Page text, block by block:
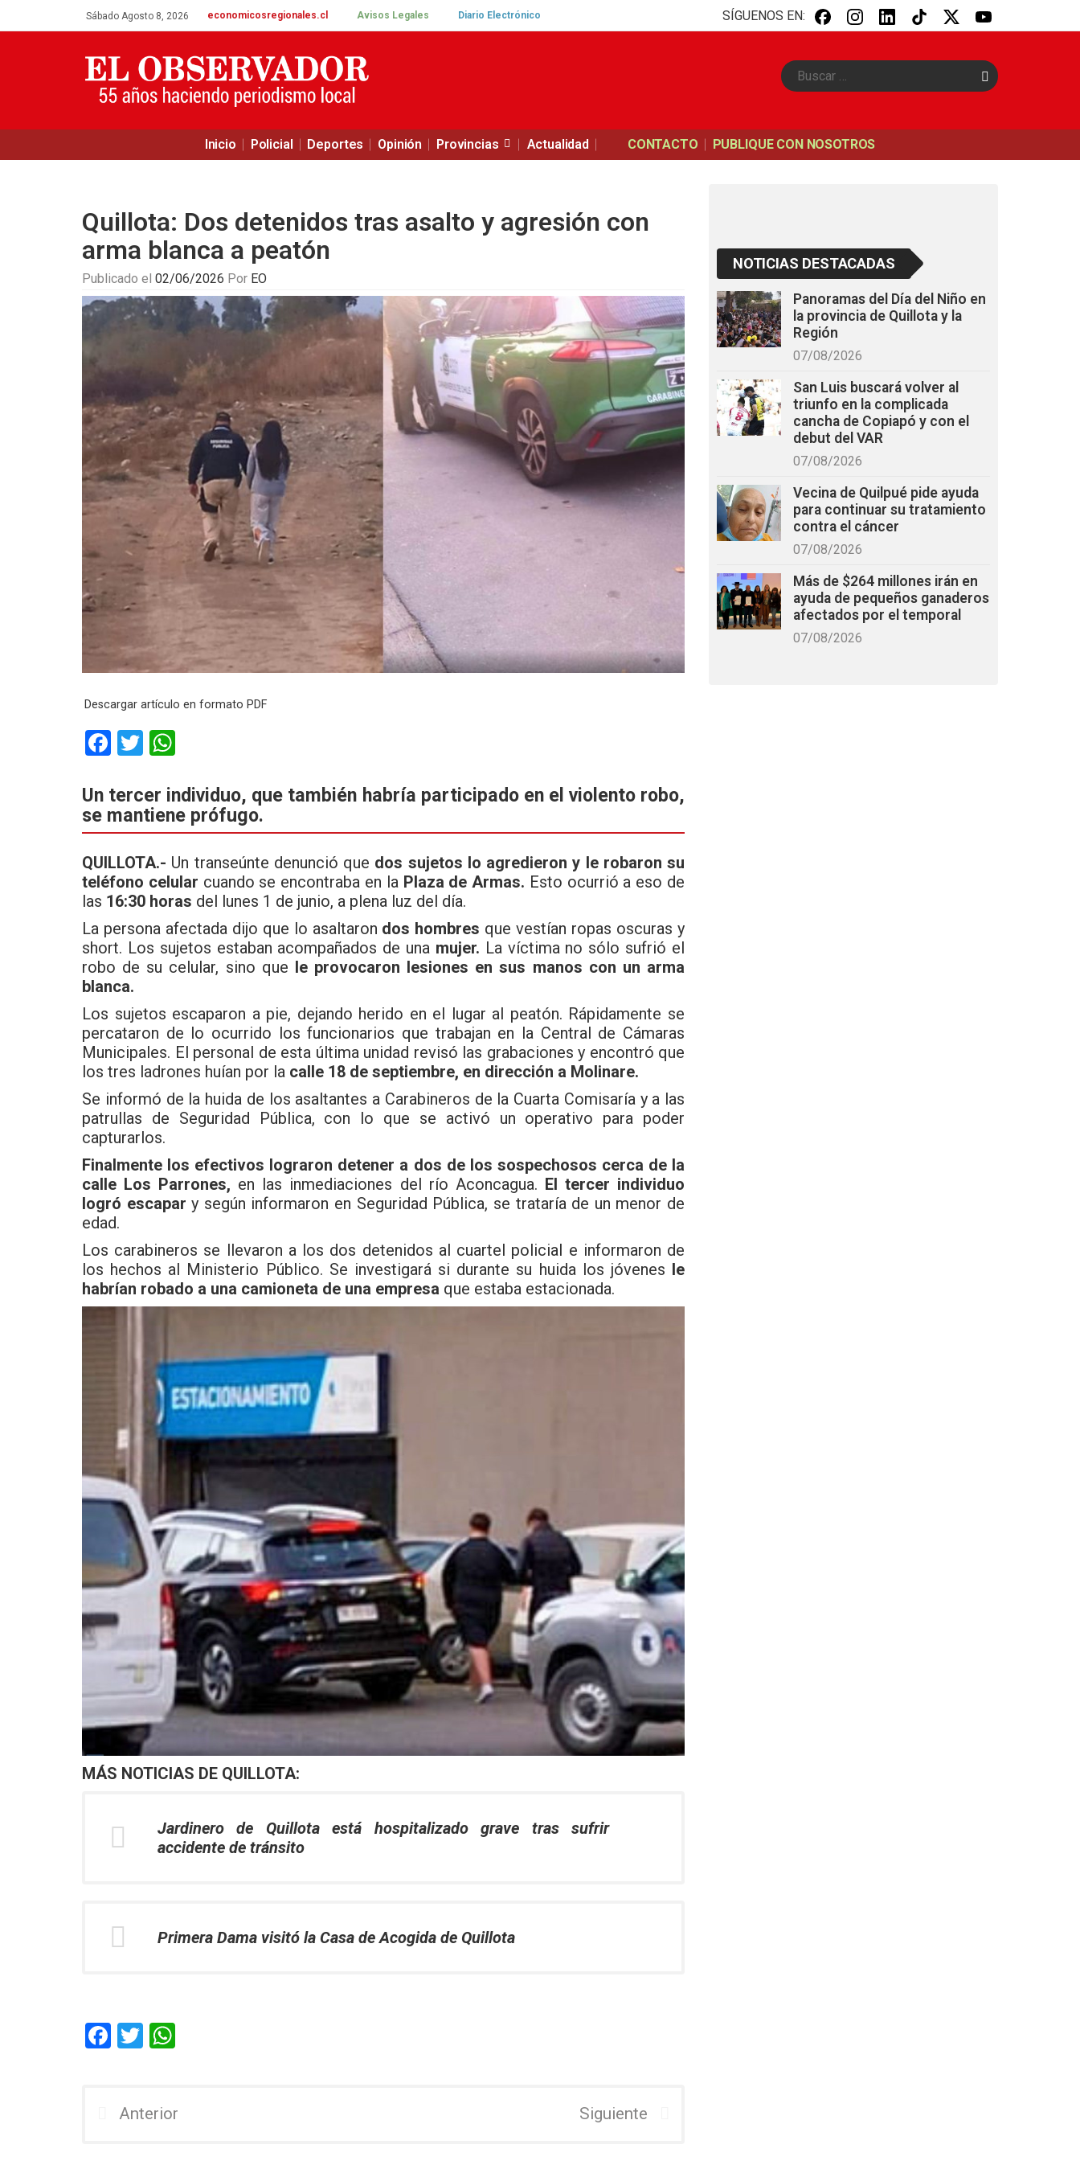
Sábado Agosto 8, 2026 economicosregionales.cl Avisos Legales Diario Electrónico SÍGUENOS EN:
B
u
Inicio Policial Deportes Opinión Provincias Actualidad CONTACTO PUBLIQUE CON NOSOTROS
Quillota: Dos detenidos tras asalto y agresión con
arma blanca a peatón
Publicado el 02/06/2026 Por EO
Descargar artículo en formato PDF
F
ce
b
o
k
T
tt
er
at
s
p
p
Un tercer individuo, que también habría participado en el violento robo,
se mantiene prófugo.
QUILLOTA.- Un transeúnte denunció que dos sujetos lo agredieron y le robaron su
teléfono celular cuando se encontraba en la Plaza de Armas. Esto ocurrió a eso de
las 16:30 horas del lunes 1 de junio, a plena luz del día.
La persona afectada dijo que lo asaltaron dos hombres que vestían ropas oscuras y
short. Los sujetos estaban acompañados de una mujer. La víctima no sólo sufrió el
robo de su celular, sino que le provocaron lesiones en sus manos con un arma
blanca.
Los sujetos escaparon a pie, dejando herido en el lugar al peatón. Rápidamente se
percataron de lo ocurrido los funcionarios que trabajan en la Central de Cámaras
Municipales. El personal de esta última unidad revisó las grabaciones y encontró que
los tres ladrones huían por la calle 18 de septiembre, en dirección a Molinare.
Se informó de la huida de los asaltantes a Carabineros de la Cuarta Comisaría y a las
patrullas de Seguridad Pública, con lo que se activó un operativo para poder
capturarlos.
Finalmente los efectivos lograron detener a dos de los sospechosos cerca de la
calle Los Parrones, en las inmediaciones del río Aconcagua. El tercer individuo
logró escapar y según informaron en Seguridad Pública, se trataría de un menor de
edad.
Los carabineros se llevaron a los dos detenidos al cuartel policial e informaron de
los hechos al Ministerio Público. Se investigará si durante su huida los jóvenes le
habrían robado a una camioneta de una empresa que estaba estacionada.
MÁS NOTICIAS DE QUILLOTA:
Jardinero de Quillota está hospitalizado grave tras sufrir
accidente de tránsito
Primera Dama visitó la Casa de Acogida de Quillota
F
b
T
er s
Anterior Siguiente
NOTICIAS DESTACADAS
Panoramas del Día del Niño en
la provincia de Quillota y la
Región
07/08/2026
San Luis buscará volver al
triunfo en la complicada
cancha de Copiapó y con el
debut del VAR
07/08/2026
Vecina de Quilpué pide ayuda
para continuar su tratamiento
contra el cáncer
07/08/2026
Más de $264 millones irán en
ayuda de pequeños ganaderos
afectados por el temporal
07/08/2026